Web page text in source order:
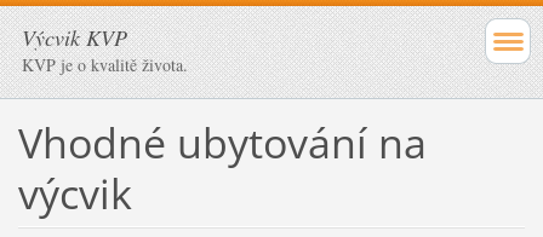
Výcvik KVP
KVP je o kvalitě života.
Vhodné ubytování na
výcvik